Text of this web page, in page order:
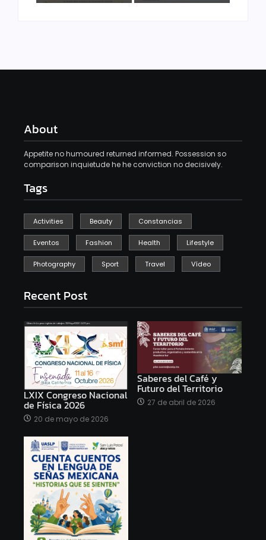
About
Appetite no humoured returned informed. Possession so
comparison inquietude he he conviction no decisively.
Tags
Activities Beauty Constancias
Eventos Fashion Health Lifestyle
Photography Sport Travel Vídeo
Recent Post
LXIX Congreso Nacional
de Física 2026
20 de mayo de 2026
Saberes del Café y
Futuro del Territorio
27 de abril de 2026